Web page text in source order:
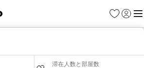
お気に入り
ログイ
メ
滞在人数と部屋数